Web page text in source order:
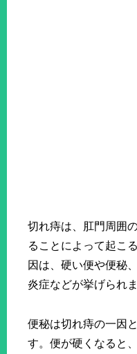
切れ痔は、肛門周囲
ることによって起こ
因は、硬い便や便秘
炎症などが挙げられま
便秘は切れ痔の一因
す。便が硬くなると